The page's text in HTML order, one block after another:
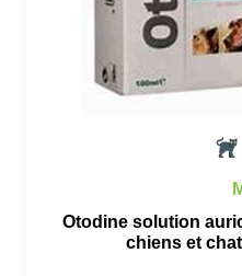
Otodine solution
chiens et